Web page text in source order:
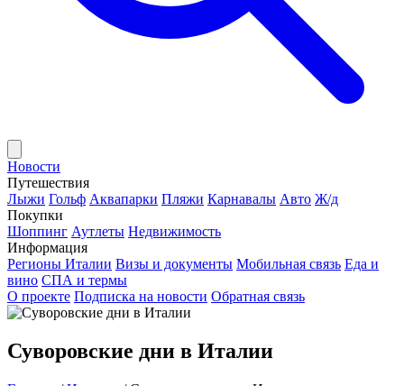
Новости
Путешествия
Лыжи Гольф Аквапарки Пляжи Карнавалы Авто Ж/д
Покупки
Шоппинг Аутлеты Недвижимость
Информация
Регионы Италии Визы и документы Мобильная связь Еда и
вино СПА и термы
О проекте Подписка на новости Обратная связь
Суворовские дни в Италии